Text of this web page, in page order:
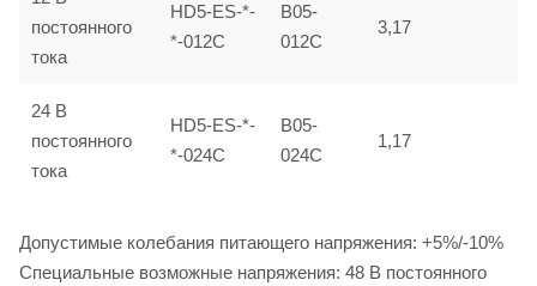
постоянного
тока
HD5-ES-*-
*-012C
B05-
012C
3,17
24 B
постоянного
тока
HD5-ES-*-
*-024C
B05-
024C
1,17
Допустимые колебания питающего напряжения: +5%/-10%
Специальные возможные напряжения: 48 B постоянного